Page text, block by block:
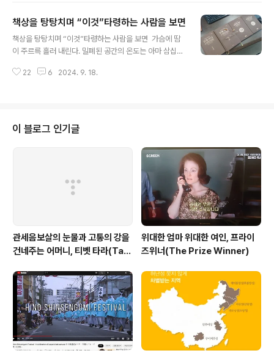
은 해야 한다. 백권당에서 행선과 좌선을 했다. 행선할 때
발바닥이 쩍쩍 달라 붙었다. 발을 뗄 때는 “쩍”하고 소리가
났다. 아직 중앙냉방장치가 가동되지 않은 이른 시간에 행
다. 오래 계속 하면 근접삼매와 같은 집중이 생겨날지 모른
책상을 탕탕치며 “이것”타령하는 사람을 보면
책상을 탕탕치며 “이것”타령하는 사람을 보면 가슴에 땀
이 주르륵 흘러 내린다. 밀폐된 공간의 온도는 아마 삼십도
역이다. 그럼에도 삼십분 버텼다. 오늘 재가우안거 61일째
오전 10에는 나가야 한다. 창동에 가야 한다. 홀로 사는 장
모댁에 가야 한다. 그렇게 하기 위해서는 속도전 해야 한다.
한시간 반이내에 글을 끝내는 것이다. 페이스북에 어떤 사
람이 글을 남겼다. 수행은 방편이라고 했다. 이는 수행이 충
분조건이 아니라 필요조건임을 말한다. 더 나아가 수행무
용론이라고 볼 수 있..
22 6 2024. 9. 18.
이 블로그 인기글
관세음보살의 눈물과 고통의 강을
건네주는 어머니, 티벳 타라(Tar
위대한 엄마 위대한 여인, 프라이
즈위너(The Prize Winner)